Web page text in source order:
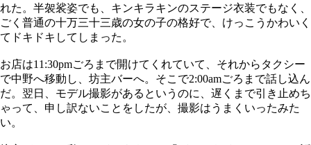
れた。半袈裟姿でも、キンキラキンのステージ衣装でもなく、
ごく普通の十万三十三歳の女の子の格好で、けっこうかわいく
てドキドキしてしまった。
お店は11:30pmごろまで開けてくれていて、それからタクシー
で中野へ移動し、坊主バーへ。そこで2:00amごろまで話し込ん
だ。翌日、モデル撮影があるというのに、遅くまで引き止めち
ゃって、申し訳ないことをしたが、撮影はうまくいったみた
い。